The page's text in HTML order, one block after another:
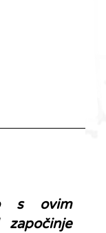
s ovim